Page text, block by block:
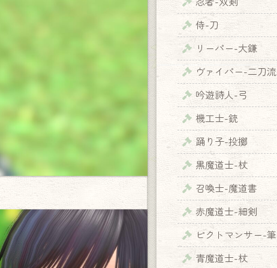
侍-刀
リーパー-大鎌
ヴァイパー-二刀流
吟遊詩人-弓
機工士-銃
踊り子-投擲
黒魔道士-杖
召喚士-魔道書
赤魔道士-細剣
ピクトマンサー-筆
青魔道士-杖